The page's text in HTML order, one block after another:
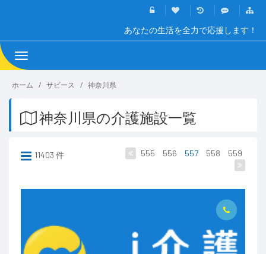
あなたの生活を全力で応援します！
Toggle
navigation
ホーム サビース 神奈川県
神奈川県の介護施設一覧
11403 件 555 556 557 558 559